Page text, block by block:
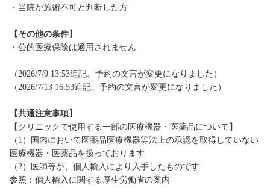
・当院が施術不可と判断した方
【その他の条件】
・公的医療保険は適用されません
（2026/7/9 13:53追記。予約の文言が変更になりました）
（2026/7/13 16:53追記。予約の文言が変更になりました）
【共通注意事項】
【クリニックで使用する一部の医療機器・医薬品について】
（1）国内において医薬品医療機器等法上の承認を取得していない
医療機器・医薬品を扱っております
（2）医師等が、個人輸入により入手したものです
参照：個人輸入に関する厚生労働省の案内